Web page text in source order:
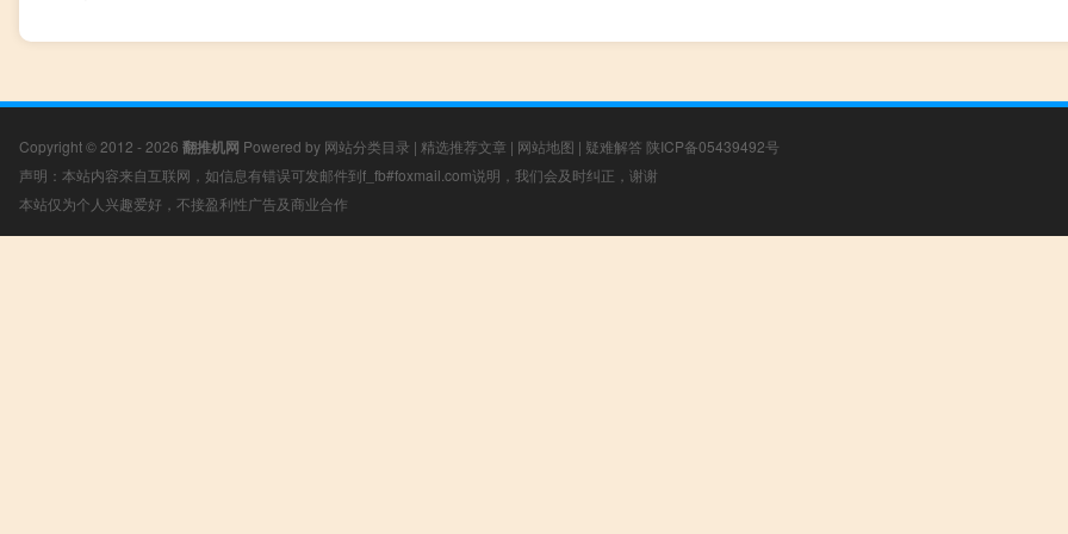
Copyright © 2012 - 2026 翻推机网 Powered by 网站分类目录 | 精选推荐文章 | 网站地图 | 疑难解答 陕ICP备05439492号
声明：本站内容来自互联网，如信息有错误可发邮件到f_fb#foxmail.com说明，我们会及时纠正，谢谢
本站仅为个人兴趣爱好，不接盈利性广告及商业合作